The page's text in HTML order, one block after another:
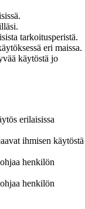
tarkoitusperistä.
eri maissa.
käytöstä jo
erilaisissa
ihmisen käytöstä
henkilön
henkilön